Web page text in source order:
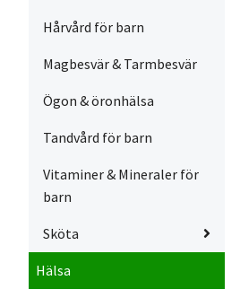
Hårvård för barn
Magbesvär & Tarmbesvär
Ögon & öronhälsa
Tandvård för barn
Vitaminer & Mineraler för
barn
Sköta
Hälsa